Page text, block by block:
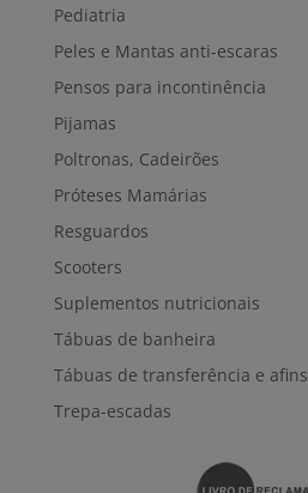
Pediatria
Peles e Mantas anti-escaras
Pensos para incontinência
Pijamas
Poltronas, Cadeirões
Próteses Mamárias
Resguardos
Scooters
Suplementos nutricionais
Tábuas de banheira
Tábuas de transferência e afins
Trepa-escadas